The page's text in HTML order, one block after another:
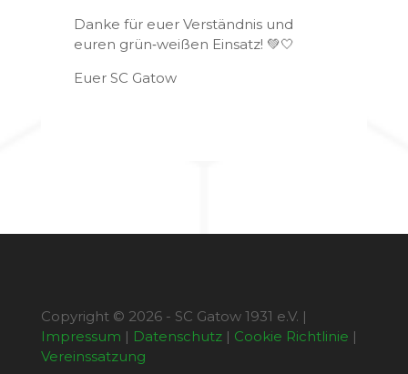
Danke für euer Verständnis und
euren grün‑weißen Einsatz! 💚🤍
Euer SC Gatow
Copyright © 2026 - SC Gatow 1931 e.V. |
Impressum | Datenschutz| Cookie Richtlinie |
Vereinssatzung